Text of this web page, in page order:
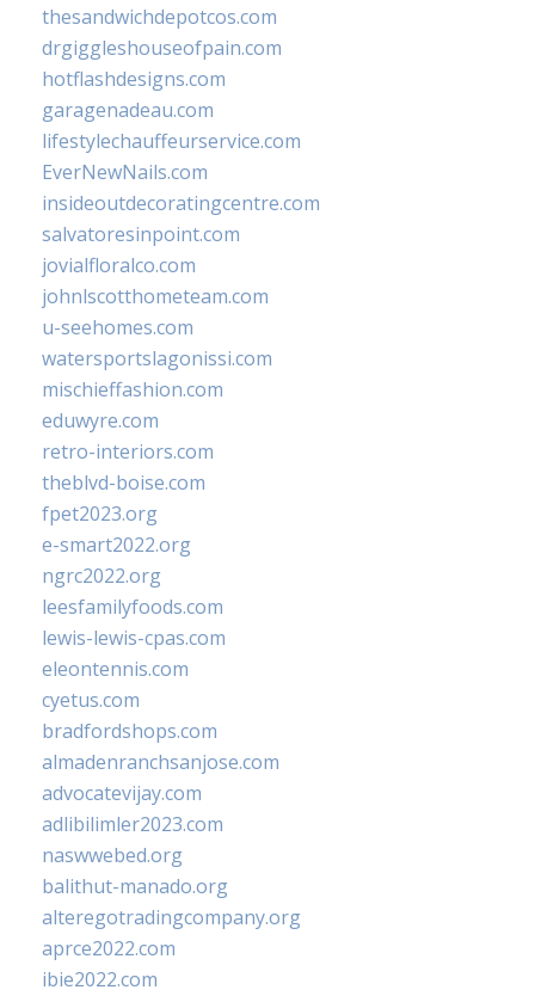
thesandwichdepotcos.com
drgiggleshouseofpain.com
hotflashdesigns.com
garagenadeau.com
lifestylechauffeurservice.com
EverNewNails.com
insideoutdecoratingcentre.com
salvatoresinpoint.com
jovialfloralco.com
johnlscotthometeam.com
u-seehomes.com
watersportslagonissi.com
mischieffashion.com
eduwyre.com
retro-interiors.com
theblvd-boise.com
fpet2023.org
e-smart2022.org
ngrc2022.org
leesfamilyfoods.com
lewis-lewis-cpas.com
eleontennis.com
cyetus.com
bradfordshops.com
almadenranchsanjose.com
advocatevijay.com
adlibilimler2023.com
naswwebed.org
balithut-manado.org
alteregotradingcompany.org
aprce2022.com
ibie2022.com